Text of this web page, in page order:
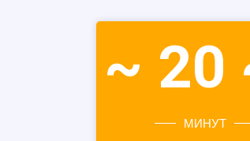
~ 20
МИНУТ